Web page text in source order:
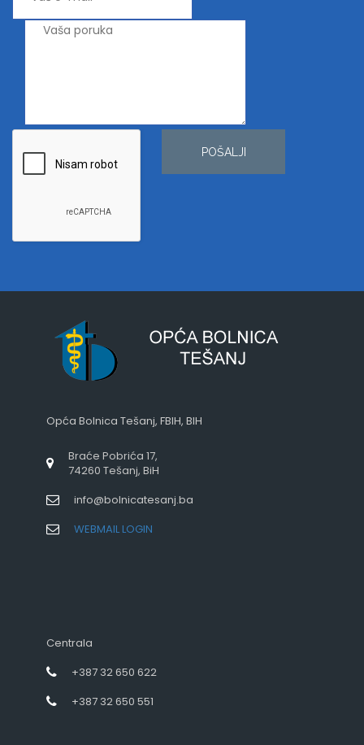
POŠALJI
Opća Bolnica Tešanj, FBIH, BIH
Braće Pobrića 17,
74260 Tešanj, BiH
info@bolnicatesanj.ba
WEBMAIL LOGIN
Centrala
+387 32 650 622
+387 32 650 551